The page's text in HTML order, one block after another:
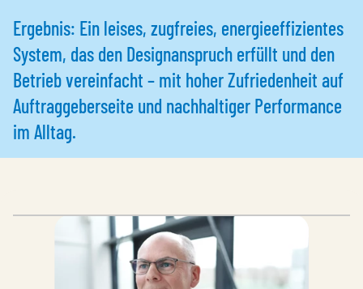
Ergebnis: Ein leises, zugfreies, energieeffizientes
System, das den Designanspruch erfüllt und den
Betrieb vereinfacht – mit hoher Zufriedenheit auf
Auftraggeberseite und nachhaltiger Performance
im Alltag.